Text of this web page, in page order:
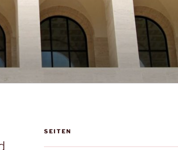
SEITEN